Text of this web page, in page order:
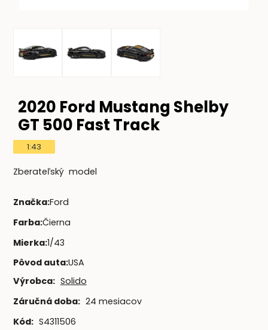
2020 Ford Mustang Shelby
GT 500 Fast Track
1:43
Zberateľský model
Značka:Ford
Farba:Čierna
Mierka:1/43
Pôvod auta:USA
Výrobca: Solido
Záručná doba: 24 mesiacov
Kód: S4311506